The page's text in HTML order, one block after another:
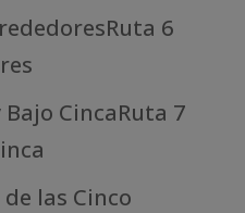
6
CincaRuta 7
las Cinco